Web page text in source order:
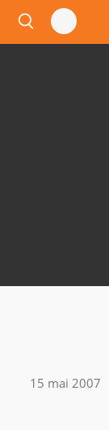
15 mai 2007